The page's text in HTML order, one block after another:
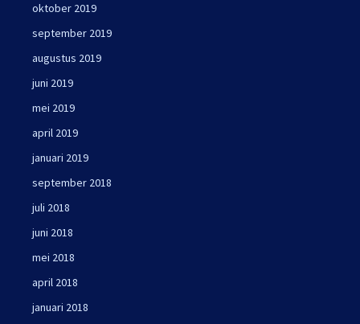
oktober 2019
september 2019
augustus 2019
juni 2019
mei 2019
april 2019
januari 2019
september 2018
juli 2018
juni 2018
mei 2018
april 2018
januari 2018